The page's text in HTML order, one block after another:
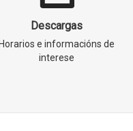
Descargas
Horarios e informacións de
interese